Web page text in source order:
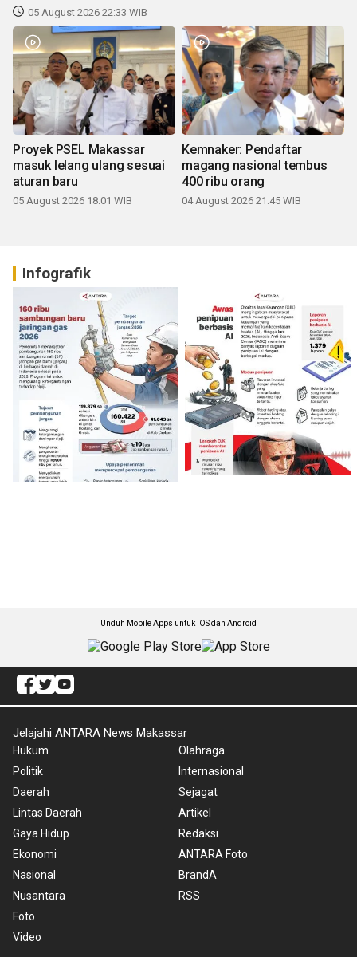
05 August 2026 22:33 WIB
Proyek PSEL Makassar
masuk lelang ulang sesuai
aturan baru
05 August 2026 18:01 WIB
Kemnaker: Pendaftar
magang nasional tembus
400 ribu orang
04 August 2026 21:45 WIB
Infografik
Unduh Mobile Apps untuk iOS dan Android
Jelajahi ANTARA News Makassar
Hukum
Politik
Daerah
Lintas Daerah
Gaya Hidup
Ekonomi
Nasional
Nusantara
Foto
Video
Olahraga
Internasional
Sejagat
Artikel
Redaksi
ANTARA Foto
BrandA
RSS